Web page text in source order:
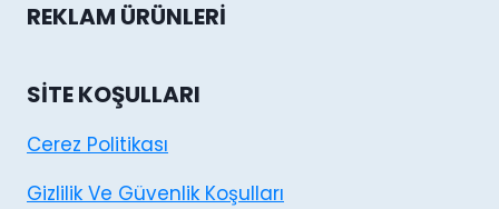
REKLAM ÜRÜNLERI
SITE KOŞULLARI
Cerez Politikası
Gizlilik Ve Güvenlik Koşulları